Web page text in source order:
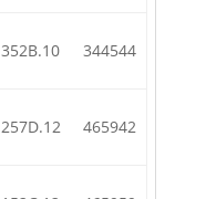
352B.10 344544
257D.12 465942